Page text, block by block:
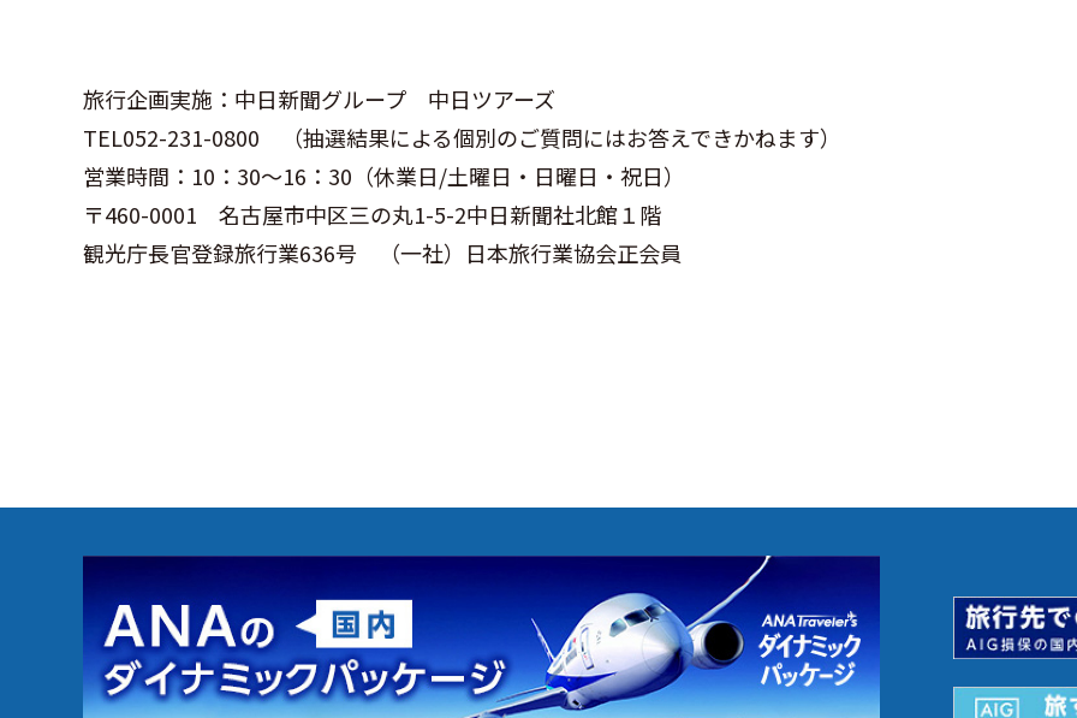
旅行企画実施：中日新聞グループ 中日ツアーズ
TEL052-231-0800 （抽選結果による個別のご質問にはお答えできかねます）
営業時間：10：30～16：30（休業日/土曜日・日曜日・祝日）
〒460-0001 名古屋市中区三の丸1-5-2中日新聞社北館１階
観光庁長官登録旅行業636号 （一社）日本旅行業協会正会員